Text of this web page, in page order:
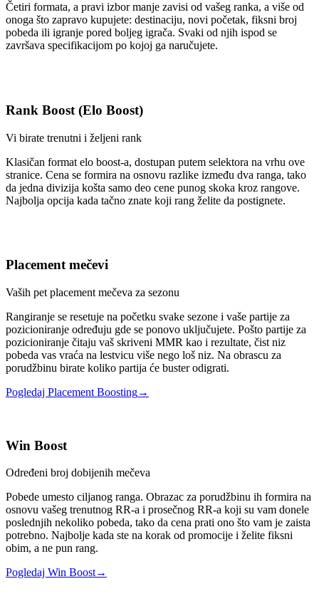
Četiri formata, a pravi izbor manje zavisi od vašeg ranka, a više od
onoga što zapravo kupujete: destinaciju, novi početak, fiksni broj
pobeda ili igranje pored boljeg igrača. Svaki od njih ispod se
završava specifikacijom po kojoj ga naručujete.
Rank Boost (Elo Boost)
Vi birate trenutni i željeni rank
Klasičan format elo boost-a, dostupan putem selektora na vrhu ove
stranice. Cena se formira na osnovu razlike između dva ranga, tako
da jedna divizija košta samo deo cene punog skoka kroz rangove.
Najbolja opcija kada tačno znate koji rang želite da postignete.
Placement mečevi
Vaših pet placement mečeva za sezonu
Rangiranje se resetuje na početku svake sezone i vaše partije za
pozicioniranje određuju gde se ponovo uključujete. Pošto partije za
pozicioniranje čitaju vaš skriveni MMR kao i rezultate, čist niz
pobeda vas vraća na lestvicu više nego loš niz. Na obrascu za
porudžbinu birate koliko partija će buster odigrati.
Pogledaj Placement Boosting→
Win Boost
Određeni broj dobijenih mečeva
Pobede umesto ciljanog ranga. Obrazac za porudžbinu ih formira na
osnovu vašeg trenutnog RR-a i prosečnog RR-a koji su vam donele
poslednjih nekoliko pobeda, tako da cena prati ono što vam je zaista
potrebno. Najbolje kada ste na korak od promocije i želite fiksni
obim, a ne pun rang.
Pogledaj Win Boost→